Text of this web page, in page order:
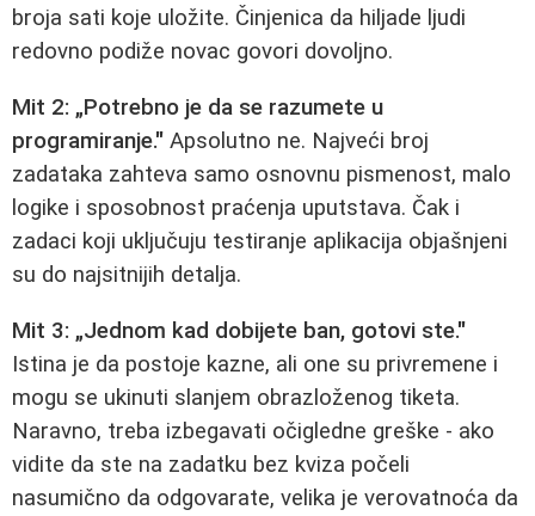
broja sati koje uložite. Činjenica da hiljade ljudi
redovno podiže novac govori dovoljno.
Mit 2: „Potrebno je da se razumete u
programiranje." Apsolutno ne. Najveći broj
zadataka zahteva samo osnovnu pismenost, malo
logike i sposobnost praćenja uputstava. Čak i
zadaci koji uključuju testiranje aplikacija objašnjeni
su do najsitnijih detalja.
Mit 3: „Jednom kad dobijete ban, gotovi ste."
Istina je da postoje kazne, ali one su privremene i
mogu se ukinuti slanjem obrazloženog tiketa.
Naravno, treba izbegavati očigledne greške - ako
vidite da ste na zadatku bez kviza počeli
nasumično da odgovarate, velika je verovatnoća da